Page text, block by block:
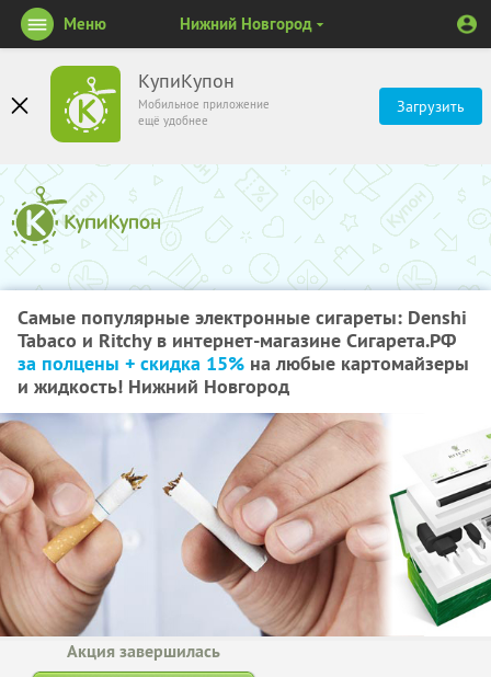
КупиКупон
Мобильное приложение
ещё удобнее
Загрузить
Меню Нижний Новгород
Самые популярные электронные сигареты: Denshi
Tabaco и Ritchy в интернет-магазине Сигарета.РФ
за полцены + скидка 15% на любые картомайзеры
и жидкость! Нижний Новгород
Акция завершилась